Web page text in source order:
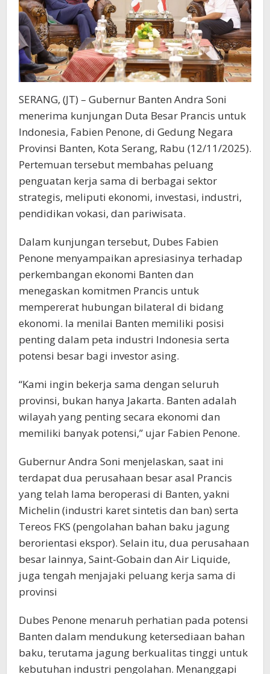
SERANG, (JT) – Gubernur Banten Andra Soni
menerima kunjungan Duta Besar Prancis untuk
Indonesia, Fabien Penone, di Gedung Negara
Provinsi Banten, Kota Serang, Rabu (12/11/2025).
Pertemuan tersebut membahas peluang
penguatan kerja sama di berbagai sektor
strategis, meliputi ekonomi, investasi, industri,
pendidikan vokasi, dan pariwisata.
Dalam kunjungan tersebut, Dubes Fabien
Penone menyampaikan apresiasinya terhadap
perkembangan ekonomi Banten dan
menegaskan komitmen Prancis untuk
mempererat hubungan bilateral di bidang
ekonomi. Ia menilai Banten memiliki posisi
penting dalam peta industri Indonesia serta
potensi besar bagi investor asing.
“Kami ingin bekerja sama dengan seluruh
provinsi, bukan hanya Jakarta. Banten adalah
wilayah yang penting secara ekonomi dan
memiliki banyak potensi,” ujar Fabien Penone.
Gubernur Andra Soni menjelaskan, saat ini
terdapat dua perusahaan besar asal Prancis
yang telah lama beroperasi di Banten, yakni
Michelin (industri karet sintetis dan ban) serta
Tereos FKS (pengolahan bahan baku jagung
berorientasi ekspor). Selain itu, dua perusahaan
besar lainnya, Saint-Gobain dan Air Liquide,
juga tengah menjajaki peluang kerja sama di
provinsi
Dubes Penone menaruh perhatian pada potensi
Banten dalam mendukung ketersediaan bahan
baku, terutama jagung berkualitas tinggi untuk
kebutuhan industri pengolahan. Menanggapi